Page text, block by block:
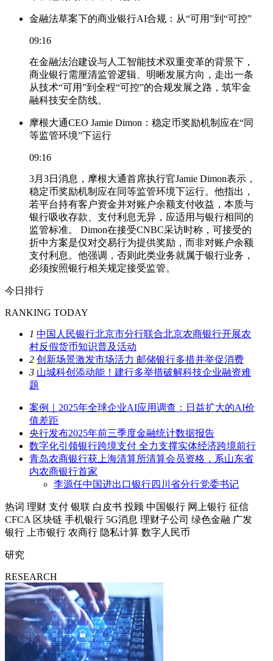
金融法草案下的商业银行AI合规：从“可用”到“可控”
09:16
在金融法治建设与人工智能技术双重变革的背景下，
商业银行需厘清监管逻辑、明晰发展方向，走出一条
从技术“可用”到全程“可控”的合规发展之路，筑牢金
融科技安全防线。
摩根大通CEO Jamie Dimon：稳定币奖励机制应在“同
等监管环境”下运行
09:16
3月3日消息，摩根大通首席执行官Jamie Dimon表示，
稳定币奖励机制应在同等监管环境下运行。他指出，
若平台持有客户资金并对账户余额支付收益，本质与
银行吸收存款、支付利息无异，应适用与银行相同的
监管标准。 Dimon在接受CNBC采访时称，可接受的
折中方案是仅对交易行为提供奖励，而非对账户余额
支付利息。他强调，否则此类业务就属于银行业务，
必须按照银行相关规定接受监管。
今日排行
RANKING TODAY
1 中国人民银行北京市分行联合北京农商银行开展农
村反假货币知识普及活动
2 创新场景激发市场活力 邮储银行多措并举促消费
3 山城科创添动能！建行多举措破解科技企业融资难
题
案例｜2025年全球企业AI应用调查：日益扩大的AI价
值差距
央行发布2025年前三季度金融统计数据报告
数字化引领银行跨境支付 全力支撑实体经济跨境前行
青岛农商银行获上海清算所清算会员资格，系山东省
内农商银行首家
李源任中国进出口银行四川省分行党委书记
热词 理财 支付 银联 白皮书 投顾 中国银行 网上银行 征信
CFCA 区块链 手机银行 5G消息 理财子公司 绿色金融 广发
银行
上市银行 农商行 隐私计算 数字人民币
研究
RESEARCH